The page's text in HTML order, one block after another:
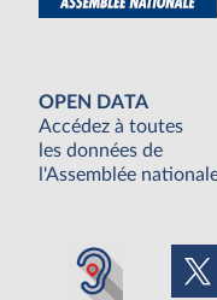
OPEN DATA
Accédez à toutes
les données de
l'Assemblée